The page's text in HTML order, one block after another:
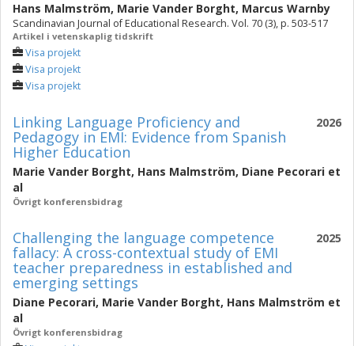
Hans Malmström, Marie Vander Borght, Marcus Warnby
Scandinavian Journal of Educational Research. Vol. 70 (3), p. 503-517
Artikel i vetenskaplig tidskrift
Visa projekt
Visa projekt
Visa projekt
2026
Linking Language Proficiency and
Pedagogy in EMI: Evidence from Spanish
Higher Education
Marie Vander Borght, Hans Malmström, Diane Pecorari et
al
Övrigt konferensbidrag
2025
Challenging the language competence
fallacy: A cross-contextual study of EMI
teacher preparedness in established and
emerging settings
Diane Pecorari, Marie Vander Borght, Hans Malmström et
al
Övrigt konferensbidrag